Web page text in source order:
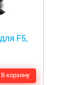
F5,
В корзину